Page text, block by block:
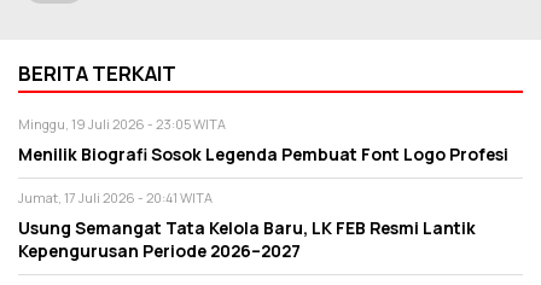
BERITA TERKAIT
Minggu, 19 Juli 2026 - 23:05 WITA
Menilik Biografi Sosok Legenda Pembuat Font Logo Profesi
Jumat, 17 Juli 2026 - 20:41 WITA
Usung Semangat Tata Kelola Baru, LK FEB Resmi Lantik
Kepengurusan Periode 2026–2027